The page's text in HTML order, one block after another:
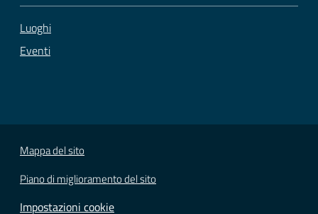
Luoghi
Eventi
Mappa del sito
Piano di miglioramento del sito
Impostazioni cookie